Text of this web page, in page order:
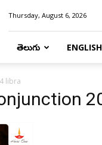
Thursday, August 6, 2026
తెలుగు ENGLISH
libra